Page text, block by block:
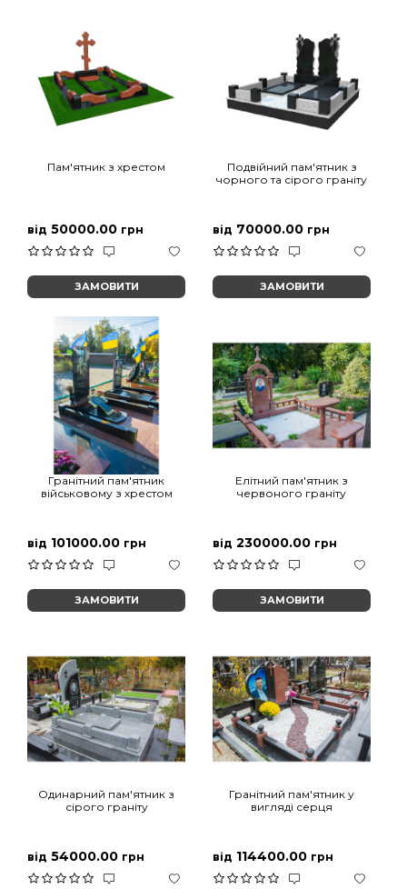
Пам'ятник з хрестом
від 50000.00 грн
ЗАМОВИТИ
Подвійний пам'ятник з
чорного та сірого граніту
від 70000.00 грн
ЗАМОВИТИ
Гранітний пам'ятник
військовому з хрестом
від 101000.00 грн
ЗАМОВИТИ
Елітний пам'ятник з
червоного граніту
від 230000.00 грн
ЗАМОВИТИ
Одинарний пам'ятник з
сірого граніту
від 54000.00 грн
Гранітний пам'ятник у
вигляді серця
від 114400.00 грн